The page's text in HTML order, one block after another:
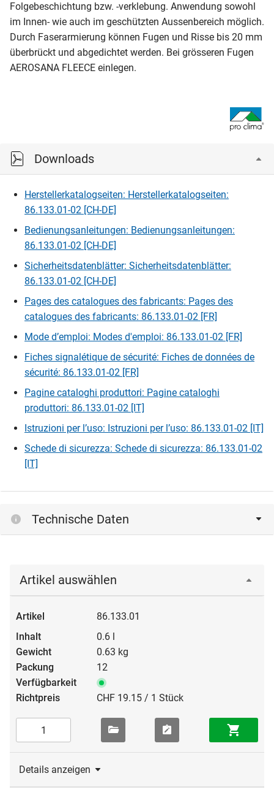
Folgebeschichtung bzw. -verklebung. Anwendung sowohl
im Innen- wie auch im geschützten Aussenbereich möglich.
Durch Faserarmierung können Fugen und Risse bis 20 mm
überbrückt und abgedichtet werden. Bei grösseren Fugen
AEROSANA FLEECE einlegen.
Downloads
Herstellerkatalogseiten: Herstellerkatalogseiten:
86.133.01-02 [CH-DE]
Bedienungsanleitungen: Bedienungsanleitungen:
86.133.01-02 [CH-DE]
Sicherheitsdatenblätter: Sicherheitsdatenblätter:
86.133.01-02 [CH-DE]
Pages des catalogues des fabricants: Pages des
catalogues des fabricants: 86.133.01-02 [FR]
Mode d’emploi: Modes d'emploi: 86.133.01-02 [FR]
Fiches signalétique de sécurité: Fiches de données de
sécurité: 86.133.01-02 [FR]
Pagine cataloghi produttori: Pagine cataloghi
produttori: 86.133.01-02 [IT]
Istruzioni per l’uso: Istruzioni per l’uso: 86.133.01-02 [IT]
Schede di sicurezza: Schede di sicurezza: 86.133.01-02
[IT]
Technische Daten
Artikel auswählen
86.133.01
0.6 l
0.63 kg
12
CHF 19.15 / 1 Stück
Details anzeigen